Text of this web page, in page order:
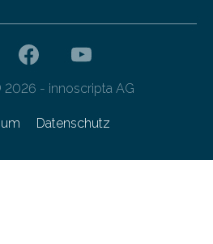
- innoscripta AG
Datenschutz